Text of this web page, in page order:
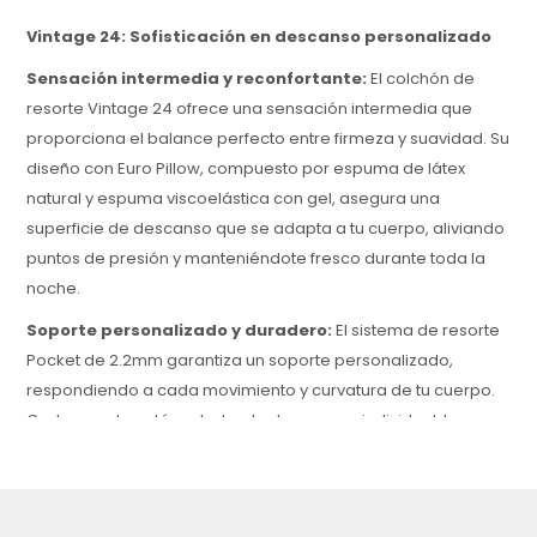
Vintage 24: Sofisticación en descanso personalizado
Sensación intermedia y reconfortante: El colchón de
resorte Vintage 24 ofrece una sensación intermedia que
proporciona el balance perfecto entre firmeza y suavidad. Su
diseño con Euro Pillow, compuesto por espuma de látex
natural y espuma viscoelástica con gel, asegura una
superficie de descanso que se adapta a tu cuerpo, aliviando
puntos de presión y manteniéndote fresco durante toda la
noche.
Soporte personalizado y duradero: El sistema de resorte
Pocket de 2.2mm garantiza un soporte personalizado,
respondiendo a cada movimiento y curvatura de tu cuerpo.
Cada resorte está embolsado de manera individual, lo que